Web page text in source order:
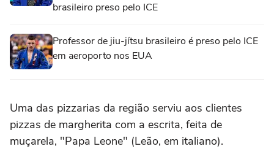
brasileiro preso pelo ICE
Professor de jiu-jítsu brasileiro é preso pelo ICE
em aeroporto nos EUA
Uma das pizzarias da região serviu aos clientes
pizzas de margherita com a escrita, feita de
muçarela, "Papa Leone" (Leão, em italiano).